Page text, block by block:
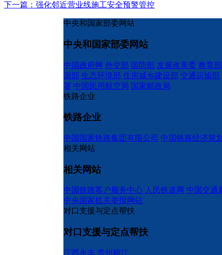
下一篇：强化邻近营业线施工安全预警管控
中央和国家部委网站
中央和国家部委网站
中国政府网 外交部 国防部 发展改革委 教育部
源部 生态环境部 住房城乡建设部 交通运输部
署 中国民用航空局 国家邮政局
铁路企业
铁路企业
中国国家铁路集团有限公司 中国铁路经济规
相关网站
相关网站
中国铁路客户服务中心 人民铁道网 中国交通
中央国家机关举报网站
对口支援与定点帮扶
对口支援与定点帮扶
江西永丰 贵州榕江